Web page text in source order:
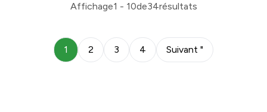
Affichage1 - 10de34résultats
1 2 3 4 Suivant "